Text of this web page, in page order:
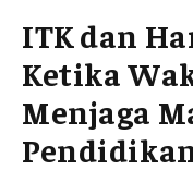
ITK dan
Ketika
Menjaga